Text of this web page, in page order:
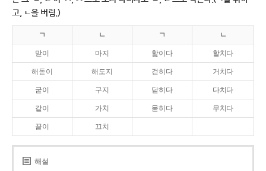
고, ㄴ을 버림.)
ㄱ ㄴ ㄱ ㄴ
맏이 마지 핥이다 할치다
해돋이 해도지 걷히다 거치다
굳이 구지 닫히다 다치다
같이 가치 묻히다 무치다
끝이 끄치
해설